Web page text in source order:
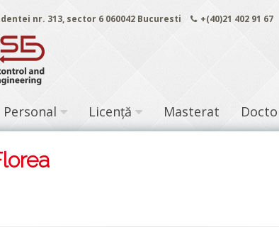
nr. 313, sector 6 060042 Bucuresti +(40)21 402 91 67
Personal Licență Masterat